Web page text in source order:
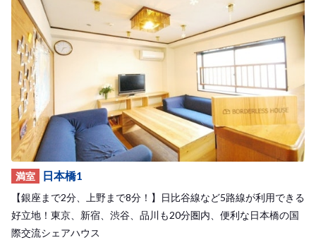
満室 日本橋1
【銀座まで2分、上野まで8分！】日比谷線など5路線が利用できる
好立地！東京、新宿、渋谷、品川も20分圏内、便利な日本橋の国
際交流シェアハウス